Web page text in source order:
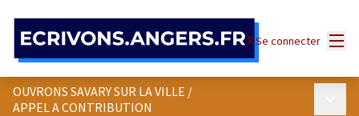
Se connecter
OUVRONS SAVARY SUR LA VILLE /
APPEL A CONTRIBUTION